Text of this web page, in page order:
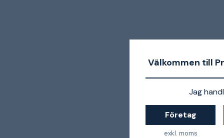
Välkommen till
Jag
Företag
exkl. moms